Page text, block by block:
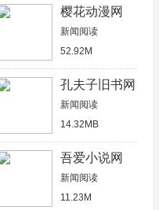
樱花动漫网
新闻阅读
52.92M
孔夫子旧书网
新闻阅读
14.32MB
吾爱小说网
新闻阅读
11.23M